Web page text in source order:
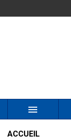

ACCUEIL